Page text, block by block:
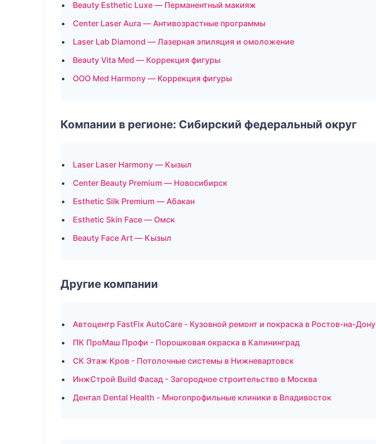
Beauty Esthetic Luxe — Перманентный макияж
Center Laser Aura — Антивозрастные программы
Laser Lab Diamond — Лазерная эпиляция и омоложение
Beauty Vita Med — Коррекция фигуры
ООО Med Harmony — Коррекция фигуры
Компании в регионе: Сибирский федеральный округ
Laser Laser Harmony — Кызыл
Center Beauty Premium — Новосибирск
Esthetic Silk Premium — Абакан
Esthetic Skin Face — Омск
Beauty Face Art — Кызыл
Другие компании
Автоцентр FastFix AutoCare - Кузовной ремонт и покраска в Ростов-на-Дону
ПК ПроМаш Профи - Порошковая окраска в Калининград
СК Этаж Кров - Потолочные системы в Нижневартовск
ИнжСтрой Build Фасад - Загородное строительство в Москва
Дентал Dental Health - Многопрофильные клиники в Владивосток